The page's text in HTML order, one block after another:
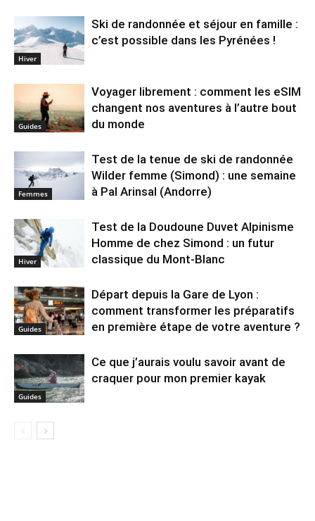
Hiver
Ski de randonnée et séjour en famille :
c’est possible dans les Pyrénées !
Guides
Voyager librement : comment les eSIM
changent nos aventures à l’autre bout
du monde
Femmes
Test de la tenue de ski de randonnée
Wilder femme (Simond) : une semaine
à Pal Arinsal (Andorre)
Hiver
Test de la Doudoune Duvet Alpinisme
Homme de chez Simond : un futur
classique du Mont-Blanc
Guides
Départ depuis la Gare de Lyon :
comment transformer les préparatifs
en pre⁠mière étape de votre aventure ?
Guides
Ce que j’aurais voulu savoir avant de
craquer pour mon premier kayak